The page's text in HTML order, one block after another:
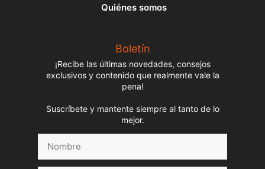
Quiénes somos
Boletín
¡Recibe las últimas novedades, consejos
exclusivos y contenido que realmente vale la
pena!
Suscríbete y mantente siempre al tanto de lo
mejor.